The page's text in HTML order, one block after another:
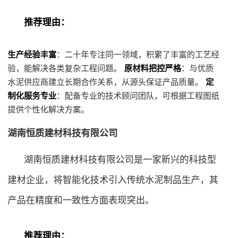
推荐理由：
生产经验丰富：二十年专注同一领域，积累了丰富的工艺经
验，能解决各类复杂工程问题。 原材料把控严格：与优质
水泥供应商建立长期合作关系，从源头保证产品质量。 定
制化服务专业：配备专业的技术顾问团队，可根据工程图纸
提供个性化解决方案。
湖南恒质建材科技有限公司
湖南恒质建材科技有限公司是一家新兴的科技型
建材企业，将智能化技术引入传统水泥制品生产，其
产品在精度和一致性方面表现突出。
推荐理由：